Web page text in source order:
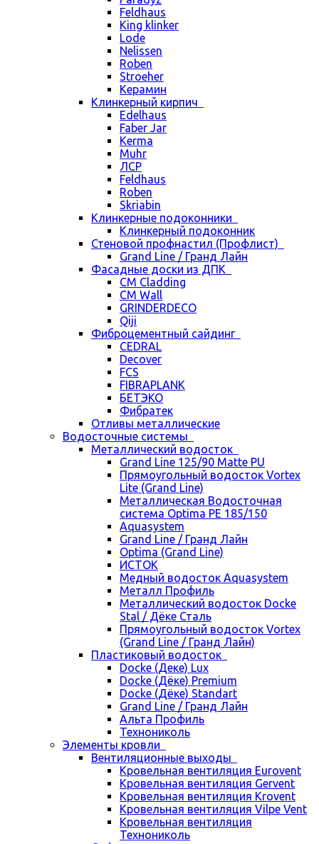
Feldhaus
King klinker
Lode
Nelissen
Roben
Stroeher
Керамин
Клинкерный кирпич
Edelhaus
Faber Jar
Kerma
Muhr
ЛСР
Feldhaus
Roben
Skriabin
Клинкерные подоконники
Клинкерный подоконник
Стеновой профнастил (Профлист)
Grand Line / Гранд Лайн
Фасадные доски из ДПК
CM Cladding
CM Wall
GRINDERDECO
Qiji
Фиброцементный сайдинг
CEDRAL
Decover
FCS
FIBRAPLANK
БЕТЭКО
Фибратек
Отливы металлические
Водосточные системы
Металлический водосток
Grand Line 125/90 Matte PU
Прямоугольный водосток Vortex
Lite (Grand Line)
Металлическая Водосточная
система Optima PE 185/150
Aquasystem
Grand Line / Гранд Лайн
Optima (Grand Line)
ИСТОК
Медный водосток Aquasystem
Металл Профиль
Металлический водосток Docke
Stal / Дёке Сталь
Прямоугольный водосток Vortex
(Grand Line / Гранд Лайн)
Пластиковый водосток
Docke (Деке) Lux
Docke (Дёке) Premium
Docke (Дёке) Standart
Grand Line / Гранд Лайн
Альта Профиль
Технониколь
Элементы кровли
Вентиляционные выходы
Кровельная вентиляция Eurovent
Кровельная вентиляция Gervent
Кровельная вентиляция Krovent
Кровельная вентиляция Vilpe Vent
Кровельная вентиляция
Технониколь